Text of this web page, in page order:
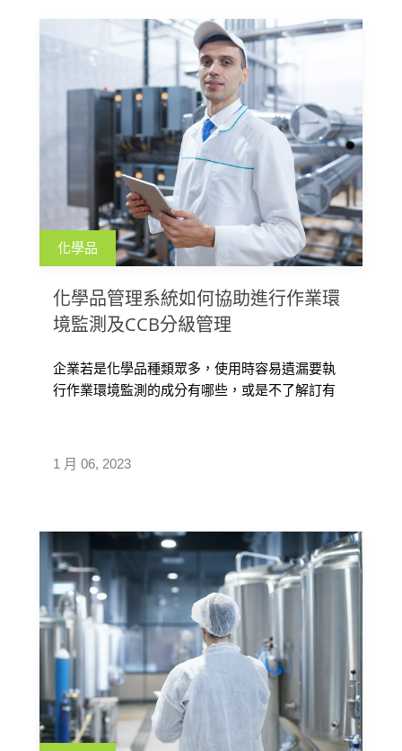
化學品
化學品管理系統如何協助進行作業環
境監測及CCB分級管理
1 月 06, 2023
企業若是化學品種類眾多，使用時容易遺漏要執
行作業環境監測的成分有哪些，或是不了解訂有
部份，說明作業環境監測實施辦法、評估方式及